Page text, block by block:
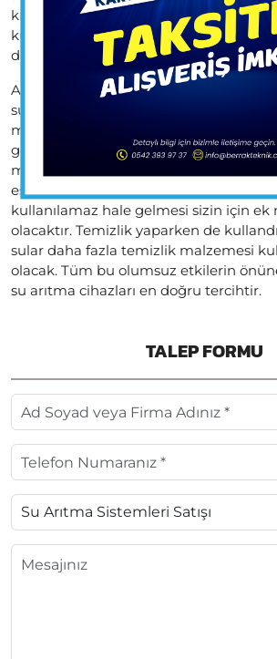
kıyaslandığında çok daha ucuza
kullanabileceğiniz bu suya erişiminizin
daha fazla su tüketimini sağlıyor.
Ayrıca bulaşıklarda, çamaşırlarda
sularının kireçli olmasından dolayı
mutfak gereçlerinize zarar gelebiliyor.
geçmek de yine su arıtma cihazları
mümkündür. Çaydanlık, cezve ve
eşyalarınızın da kireçli su sebebiyle
kullanılamaz hale gelmesi sizin için
olacaktır. Temizlik yaparken de
sular daha fazla temizlik malzemesi
olacak. Tüm bu olumsuz etkilerin
su arıtma cihazları en doğru tercihtir.
TALEP FORMU